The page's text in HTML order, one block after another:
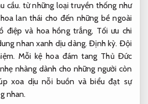
cầu. từ những loại truyền thống như
lan thái cho đến những bề ngoài
điệp và hoa hồng trắng, Tối ưu chi
nhan xanh dịu dàng.Định kỳ. Đội
Mỗi kệ hoa đám tang Thủ Đức
nhàng dành cho những người còn
xoa dịu nỗi buồn và biểu đạt sự
nhan.